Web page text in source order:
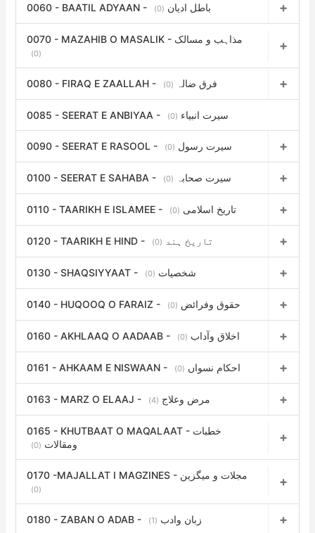
0060 - BAATIL ADYAAN - باطل ادیان (0)
0070 - MAZAHIB O MASALIK - مذاہب و مسالک
(0)
0080 - FIRAQ E ZAALLAH - فرق ضالہ (0)
0085 - SEERAT E ANBIYAA - سیرت انبیاء (0)
0090 - SEERAT E RASOOL - سیرت رسول (0)
0100 - SEERAT E SAHABA - سیرت صحابہ (0)
0110 - TAARIKH E ISLAMEE - تاریخ اسلامی (0)
0120 - TAARIKH E HIND - تاریخ ہند (0)
0130 - SHAQSIYYAAT - شخصیات (0)
0140 - HUQOOQ O FARAIZ - حقوق وفرائض (0)
0160 - AKHLAAQ O AADAAB - اخلاق وآداب (0)
0161 - AHKAAM E NISWAAN - احکام نسواں (0)
0163 - MARZ O ELAAJ - مرض وعلاج (4)
0165 - KHUTBAAT O MAQALAAT - خطبات
ومقالات (0)
0170 -MAJALLAT I MAGZINES - مجلات و میگزین
(0)
0180 - ZABAN O ADAB - زبان وادب (1)